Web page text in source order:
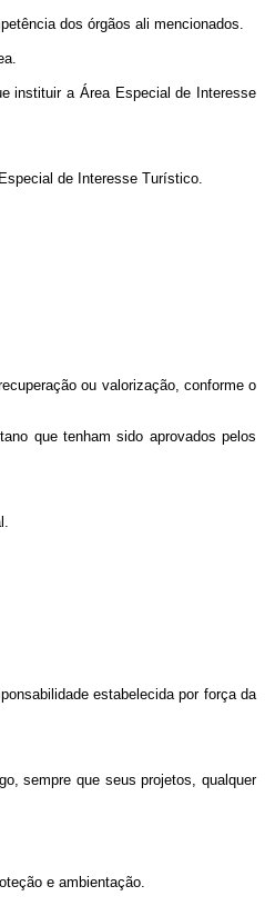
dos órgãos ali mencionados.
instituir a Área Especial de Interesse
de Interesse Turístico.
ou valorização, conforme o
que tenham sido aprovados pelos
estabelecida por força da
sempre que seus projetos, qualquer
e ambientação.